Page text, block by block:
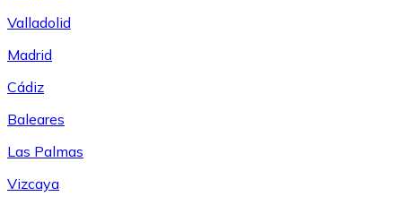
Valladolid
Madrid
Cádiz
Baleares
Las Palmas
Vizcaya